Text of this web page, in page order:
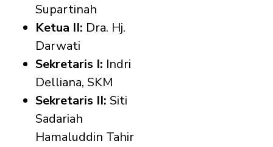
Supartinah
Ketua II: Dra. Hj.
Darwati
Sekretaris I: Indri
Delliana, SKM
Sekretaris II: Siti
Sadariah
Hamaluddin Tahir